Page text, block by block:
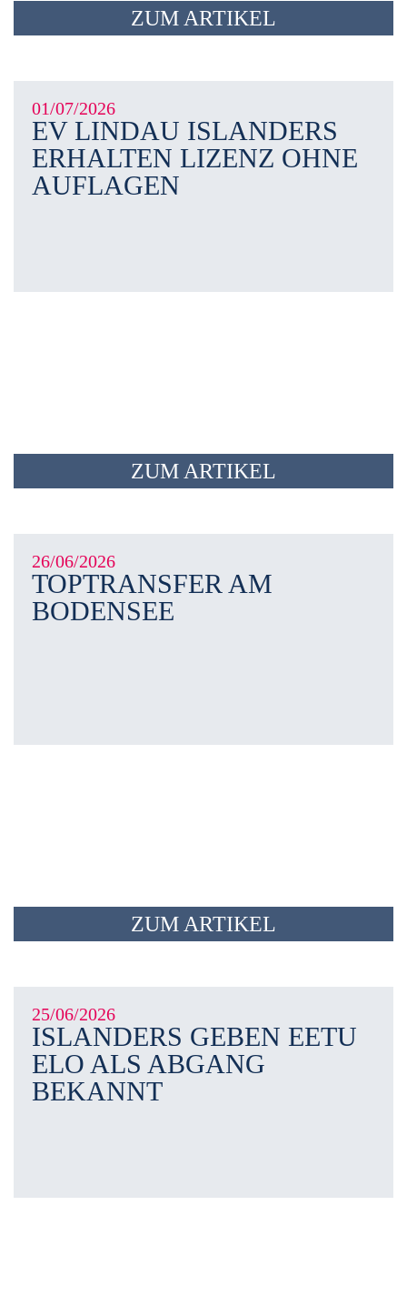
ZUM ARTIKEL
01/07/2026
EV LINDAU ISLANDERS
ERHALTEN LIZENZ OHNE
AUFLAGEN
ZUM ARTIKEL
26/06/2026
TOPTRANSFER AM
BODENSEE
ZUM ARTIKEL
25/06/2026
ISLANDERS GEBEN EETU
ELO ALS ABGANG
BEKANNT